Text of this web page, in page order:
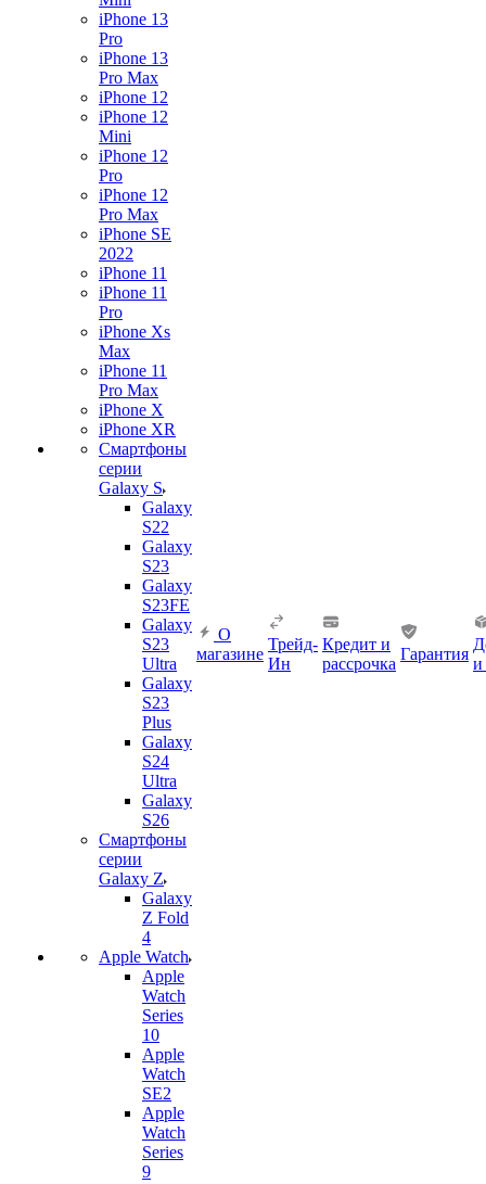
iPhone 13
Pro
iPhone 13
Pro Max
iPhone 12
iPhone 12
Mini
iPhone 12
Pro
iPhone 12
Pro Max
iPhone SE
2022
iPhone 11
iPhone 11
Pro
iPhone Xs
Max
iPhone 11
Pro Max
iPhone X
iPhone XR
Смартфоны
серии
Galaxy S
Galaxy
S22
Galaxy
S23
Galaxy
S23FE
Galaxy
S23
Ultra
Galaxy
S23
Plus
Galaxy
S24
Ultra
Galaxy
S26
Смартфоны
серии
Galaxy Z
Galaxy
Z Fold
4
Apple Watch
Apple
Watch
Series
10
Apple
Watch
SE2
Apple
Watch
Series
9
О
магазине
Трейд-
Ин
Кредит и
рассрочка
Гарантия
и